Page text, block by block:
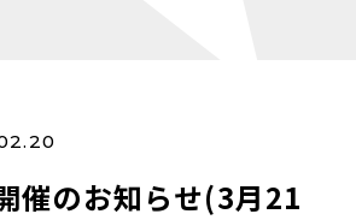
催のお知らせ(3月21